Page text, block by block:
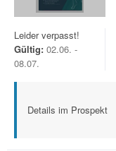
Leider verpasst!
Gültig: 02.06. -
08.07.
Details im Prospekt